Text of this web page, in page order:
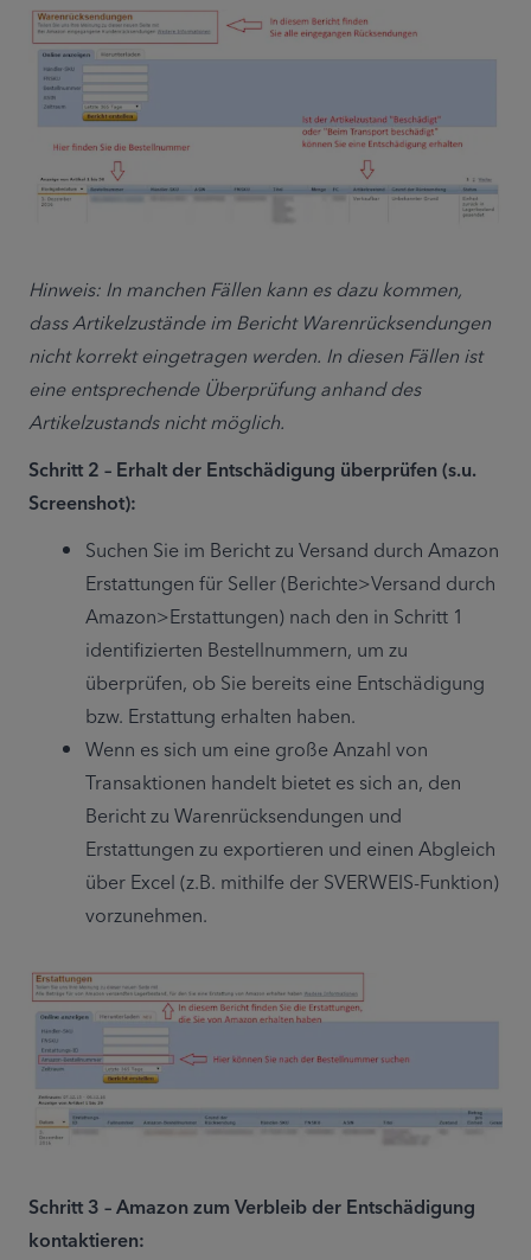
Hinweis: In manchen Fällen kann es dazu kommen,
dass Artikelzustände im Bericht Warenrücksendungen
nicht korrekt eingetragen werden. In diesen Fällen ist
eine entsprechende Überprüfung anhand des
Artikelzustands nicht möglich.
Schritt 2 – Erhalt der Entschädigung überprüfen (s.u.
Screenshot):
Suchen Sie im Bericht zu Versand durch Amazon
Erstattungen für Seller (Berichte>Versand durch
Amazon>Erstattungen) nach den in Schritt 1
identifizierten Bestellnummern, um zu
überprüfen, ob Sie bereits eine Entschädigung
bzw. Erstattung erhalten haben.
Wenn es sich um eine große Anzahl von
Transaktionen handelt bietet es sich an, den
Bericht zu Warenrücksendungen und
Erstattungen zu exportieren und einen Abgleich
über Excel (z.B. mithilfe der SVERWEIS-Funktion)
vorzunehmen.
Schritt 3 – Amazon zum Verbleib der Entschädigung
kontaktieren: